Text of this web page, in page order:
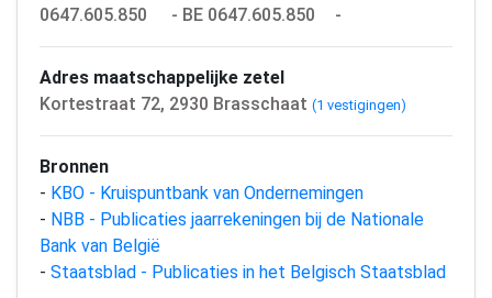
0647.605.850
- BE 0647.605.850 -
Adres maatschappelijke zetel
Kortestraat 72, 2930 Brasschaat (1 vestigingen)
Bronnen
- KBO - Kruispuntbank van Ondernemingen
- NBB - Publicaties jaarrekeningen bij de Nationale
Bank van België
- Staatsblad - Publicaties in het Belgisch Staatsblad